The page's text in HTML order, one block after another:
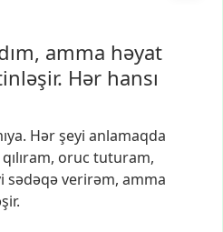
amma həyat
Hər hansı
Hərşeyi anlamaqda
qılıram, oruc tuturam,
sədəqəverirəm, amma